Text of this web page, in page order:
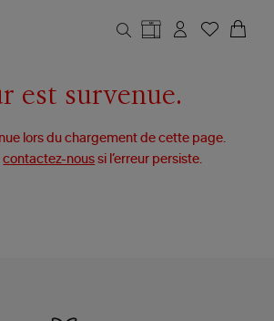
est survenue.
lors du chargement de cette page.
contactez-nous si l’erreur persiste.